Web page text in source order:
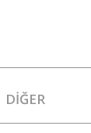
DİĞER